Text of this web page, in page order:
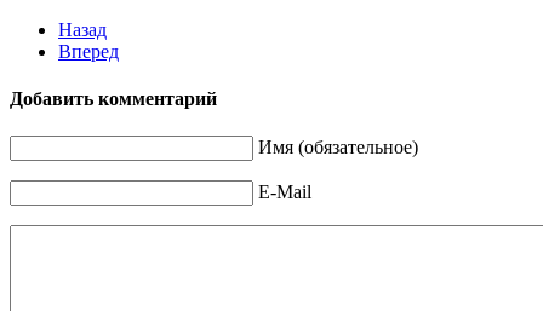
Назад
Вперед
Добавить комментарий
Имя (обязательное)
E-Mail